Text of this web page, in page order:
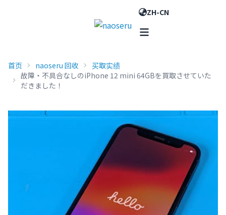
ZH-CN
首页 naoseru 回收
买取实绩
故障・不具合なしのiPhone 12 mini 64GBを買取させていた
だきました！